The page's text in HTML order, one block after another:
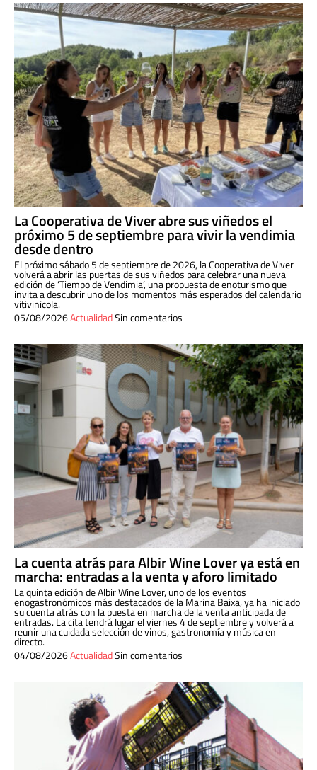
La Cooperativa de Viver abre sus viñedos el
próximo 5 de septiembre para vivir la vendimia
desde dentro
El próximo sábado 5 de septiembre de 2026, la Cooperativa de Viver
volverá a abrir las puertas de sus viñedos para celebrar una nueva
edición de ‘Tiempo de Vendimia’, una propuesta de enoturismo que
invita a descubrir uno de los momentos más esperados del calendario
vitivinícola.
05/08/2026ActualidadSin comentarios
La cuenta atrás para Albir Wine Lover ya está en
marcha: entradas a la venta y aforo limitado
La quinta edición de Albir Wine Lover, uno de los eventos
enogastronómicos más destacados de la Marina Baixa, ya ha iniciado
su cuenta atrás con la puesta en marcha de la venta anticipada de
entradas. La cita tendrá lugar el viernes 4 de septiembre y volverá a
reunir una cuidada selección de vinos, gastronomía y música en
directo.
04/08/2026ActualidadSin comentarios